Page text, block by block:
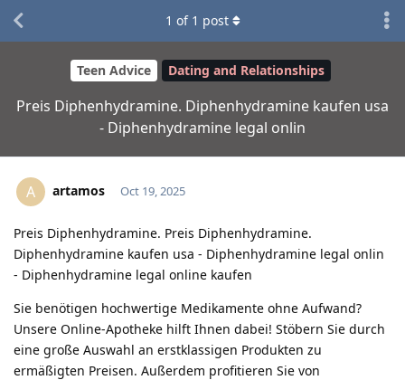
Teen Advice Dating and Relationships
Preis Diphenhydramine. Diphenhydramine kaufen usa
- Diphenhydramine legal onlin
1 of 1 post
A artamos Oct 19, 2025
Preis Diphenhydramine. Preis Diphenhydramine.
Diphenhydramine kaufen usa - Diphenhydramine legal onlin
- Diphenhydramine legal online kaufen
Sie benötigen hochwertige Medikamente ohne Aufwand?
Unsere Online-Apotheke hilft Ihnen dabei! Stöbern Sie durch
eine große Auswahl an erstklassigen Produkten zu
ermäßigten Preisen. Außerdem profitieren Sie von